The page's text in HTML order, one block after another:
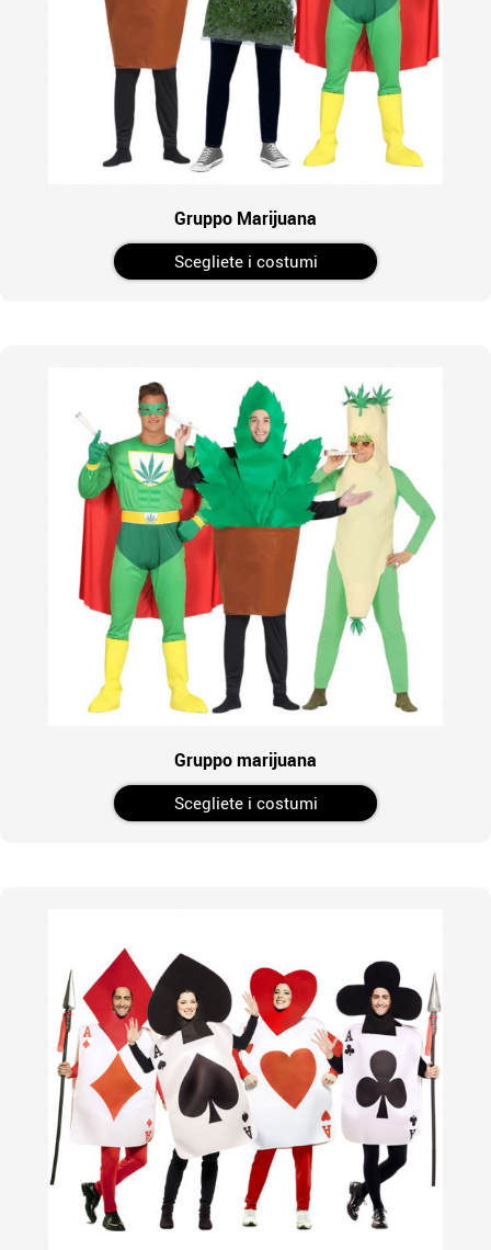
Gruppo Marijuana
Scegliete i costumi
Gruppo marijuana
Scegliete i costumi